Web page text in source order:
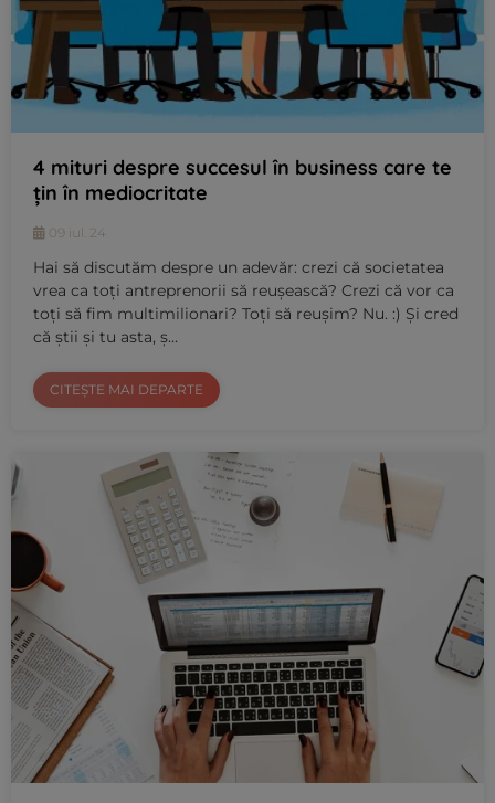
4 mituri despre succesul în business care te
țin în mediocritate
09 iul. 24
Hai să discutăm despre un adevăr: crezi că societatea
vrea ca toți antreprenorii să reușească? Crezi că vor ca
toți să fim multimilionari? Toți să reușim? Nu. :) Și cred
că știi și tu asta, ș…
CITEȘTE MAI DEPARTE